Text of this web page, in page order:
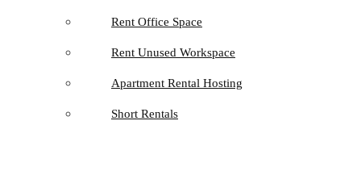
Rent Office Space
Rent Unused Workspace
Apartment Rental Hosting
Short Rentals